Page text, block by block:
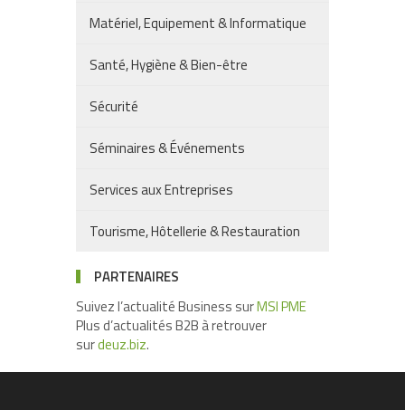
Matériel, Equipement & Informatique
Santé, Hygiène & Bien-être
Sécurité
Séminaires & Événements
Services aux Entreprises
Tourisme, Hôtellerie & Restauration
PARTENAIRES
Suivez l’actualité Business surMSI PME
Plus d’actualités B2B à retrouver
surdeuz.biz.